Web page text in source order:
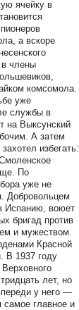
ячейку в
а вскоре
члены
комсомола.
уже
службы в
на Выксунский
А затем
избегать:
По
уже не
Добровольцем
Испанию, воюет
бригад против
и мужеством.
Красной
В 1937 году
лет, но
у него —
самое главное и